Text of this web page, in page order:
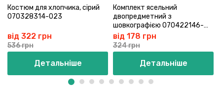
Костюм для хлопчика, сірий
070328314-023
від 322 грн
536 грн
Детальніше
Комплект ясельний
двопредметний з
шовкографією 070422146-
000
від 178 грн
324 грн
Детальніше